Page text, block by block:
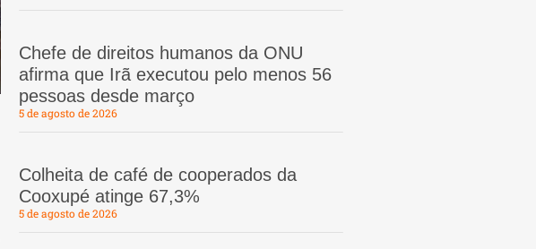
Chefe de direitos humanos da ONU
afirma que Irã executou pelo menos 56
pessoas desde março
5 de agosto de 2026
Colheita de café de cooperados da
Cooxupé atinge 67,3%
5 de agosto de 2026